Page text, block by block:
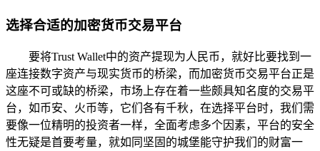
选择合适的加密货币交易平台
要将Trust Wallet中的资产提现为人民币，就好比要找到一
座连接数字资产与现实货币的桥梁，而加密货币交易平台正是
这座不可或缺的桥梁，市场上存在着一些颇具知名度的交易平
台，如币安、火币等，它们各有千秋，在选择平台时，我们需
要像一位精明的投资者一样，全面考虑多个因素，平台的安全
性无疑是首要考量，就如同坚固的城堡能守护我们的财富一